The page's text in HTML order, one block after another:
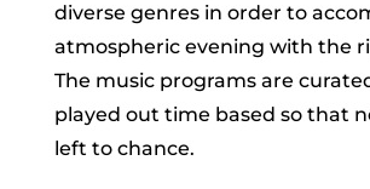
diverse genres in order to
atmospheric evening with the
The music programs are
played out time based so that
left to chance.